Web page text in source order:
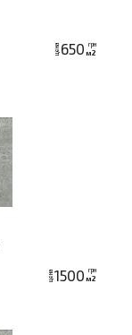
цена 650 грн
м2
цена1500 грн
м2